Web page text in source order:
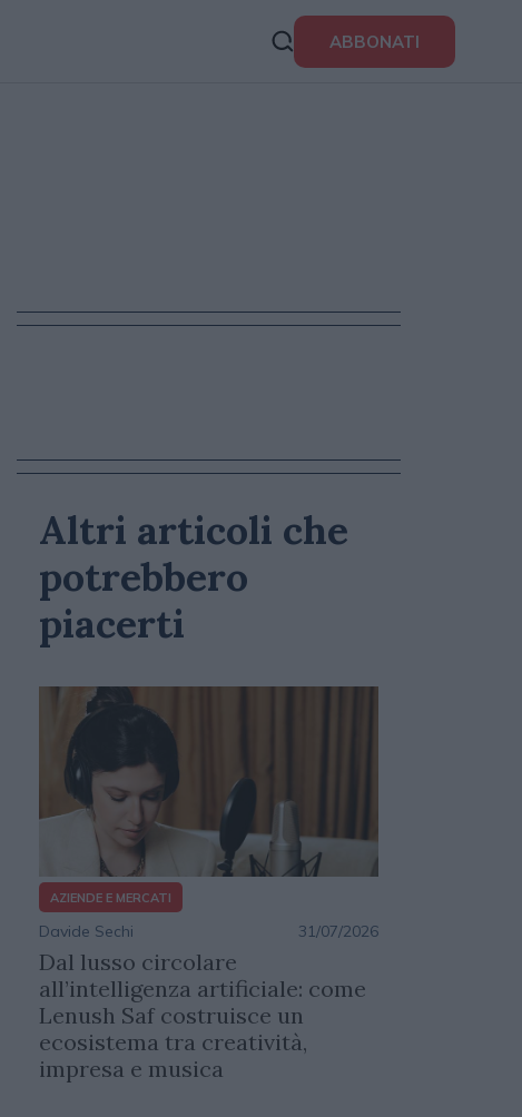
ABBONATI
Altri articoli che
potrebbero
piacerti
AZIENDE E MERCATI
Davide Sechi 31/07/2026
Dal lusso circolare
all’intelligenza artificiale: come
Lenush Saf costruisce un
ecosistema tra creatività,
impresa e musica